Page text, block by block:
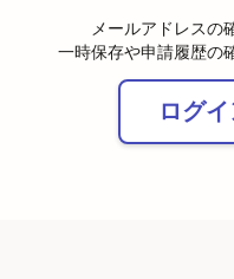
メールアドレスの
一時保存や申請履歴の
ログ